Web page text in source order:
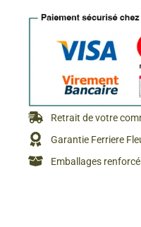
Retrait de votre
Garantie Ferriere
Emballages